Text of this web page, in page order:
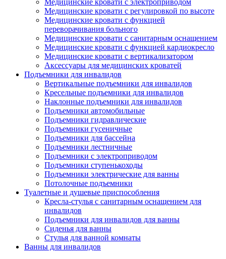
Медицинские кровати с электроприводом
Медицинские кровати с регулировкой по высоте
Медицинские кровати с функцией
переворачивания больного
Медицинские кровати с санитарным оснащением
Медицинские кровати с функцией кардиокресло
Медицинские кровати с вертикализатором
Аксессуары для медицинских кроватей
Подъемники для инвалидов
Вертикальные подъемники для инвалидов
Кресельные подъемники для инвалидов
Наклонные подъемники для инвалидов
Подъемники автомобильные
Подъемники гидравлические
Подъемники гусеничные
Подъемники для бассейна
Подъемники лестничные
Подъемники с электроприводом
Подъемники ступенькоходы
Подъемники электрические для ванны
Потолочные подъемники
Туалетные и душевые приспособления
Кресла-стулья с санитарным оснащением для
инвалидов
Подъемники для инвалидов для ванны
Сиденья для ванны
Стулья для ванной комнаты
Ванны для инвалидов